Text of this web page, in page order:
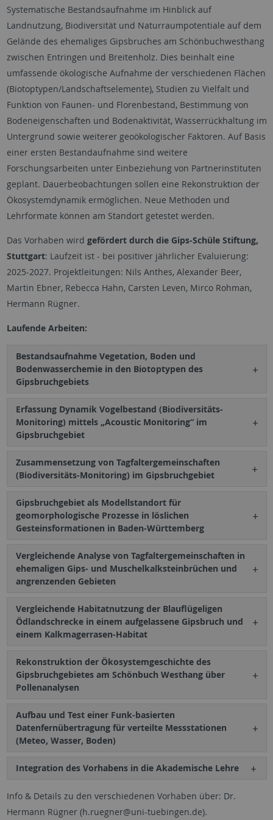
Systematische Bestandsaufnahme im Hinblick auf
Landnutzung, Biodiversität und Naturraumpotentiale auf dem
Gelände des ehemaliges Gipsbruches am Schönbuchwesthang
zwischen Entringen und Breitenholz. Dies beinhalt eine
umfassende ökologische Aufnahme der verschiedenen Flächen
(Biotoptypen/Landschaftselemente), Studien zu Vielfalt und
Funktion von Faunen- und Florenbestand, Bestimmung von
Bodeneigenschaften und Bodenaktivität, Wasserrückhaltung im
Untergrund sowie weiterer geoökologischer Faktoren. Auf Basis
einer ersten Bestandaufnahme sind weitere
Forschungsarbeiten unter Einbeziehung von Partnerinstituten
geplant. Dauerbeobachtungen sollen eine Rekonstruktion der
Ökosystemdynamik ermöglichen. Neue Methoden und
Lehrformate können am Standort getestet werden.
Das Vorhaben wird gefördert durch die Gips-Schüle Stiftung,
Stuttgart: Laufzeit ist - bei positiver jährlicher Evaluierung:
2025-2027. Projektleitungen: Nils Anthes, Alexander Beer,
Martin Ebner, Rebecca Hahn, Carsten Leven, Mirco Rohman,
Hermann Rügner.
Laufende Arbeiten:
Bestandsaufnahme Vegetation, Boden und
Bodenwasserchemie in den Biotoptypen des
Gipsbruchgebiets
Erfassung Dynamik Vogelbestand (Biodiversitäts-
Monitoring) mittels „Acoustic Monitoring“ im
Gipsbruchgebiet
Zusammensetzung von Tagfaltergemeinschaften
(Biodiversitäts-Monitoring) im Gipsbruchgebiet
Gipsbruchgebiet als Modellstandort für
geomorphologische Prozesse in löslichen
Gesteinsformationen in Baden-Württemberg
Vergleichende Analyse von Tagfaltergemeinschaften in
ehemaligen Gips- und Muschelkalksteinbrüchen und
angrenzenden Gebieten
Vergleichende Habitatnutzung der Blauflügeligen
Ödlandschrecke in einem aufgelassene Gipsbruch und
einem Kalkmagerrasen-Habitat
Rekonstruktion der Ökosystemgeschichte des
Gipsbruchgebietes am Schönbuch Westhang über
Pollenanalysen
Aufbau und Test einer Funk-basierten
Datenfernübertragung für verteilte Messstationen
(Meteo, Wasser, Boden)
Integration des Vorhabens in die Akademische Lehre
Info & Details zu den verschiedenen Vorhaben über: Dr.
Hermann Rügner (h.ruegner@uni-tuebingen.de).